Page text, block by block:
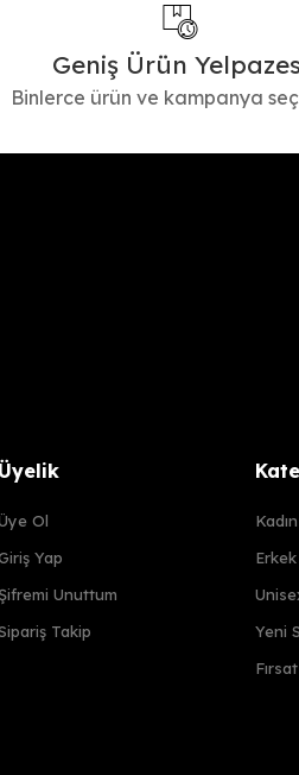
Geniş Ürün
Binlerce ürün ve kampanya
Üyelik
Ol
Yap
Şifremi Unuttum
Takip
Kadın
Erkek
Yeni